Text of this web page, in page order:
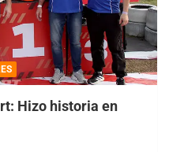
Hizo historia en